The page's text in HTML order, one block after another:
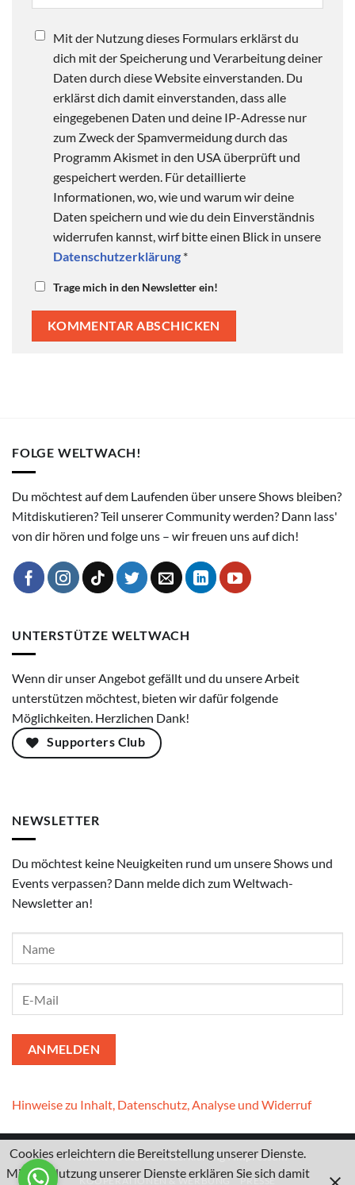
Mit der Nutzung dieses Formulars erklärst du
dich mit der Speicherung und Verarbeitung deiner
Daten durch diese Website einverstanden. Du
erklärst dich damit einverstanden, dass alle
eingegebenen Daten und deine IP-Adresse nur
zum Zweck der Spamvermeidung durch das
Programm Akismet in den USA überprüft und
gespeichert werden. Für detaillierte
Informationen, wo, wie und warum wir deine
Daten speichern und wie du dein Einverständnis
widerrufen kannst, wirf bitte einen Blick in unsere
Datenschutzerklärung *
Trage mich in den Newsletter ein!
FOLGE WELTWACH!
Du möchtest auf dem Laufenden über unsere Shows bleiben?
Mitdiskutieren? Teil unserer Community werden? Dann lass'
von dir hören und folge uns – wir freuen uns auf dich!
UNTERSTÜTZE WELTWACH
Wenn dir unser Angebot gefällt und du unsere Arbeit
unterstützen möchtest, bieten wir dafür folgende
Möglichkeiten. Herzlichen Dank!
Supporters Club
NEWSLETTER
Du möchtest keine Neuigkeiten rund um unsere Shows und
Events verpassen? Dann melde dich zum Weltwach-
Newsletter an!
Hinweise zu Inhalt, Datenschutz, Analyse und Widerruf
KontaktI DatenschutzerklärungIImpressum
KOOPERATIONEN & WERBUNG PRESSE
Cookies erleichtern die Bereitstellung unserer Dienste.
Mit der Nutzung unserer Dienste erklären Sie sich damit